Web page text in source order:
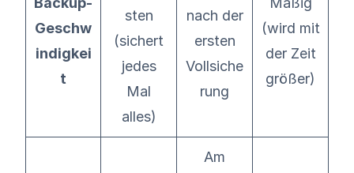
Geschw
indigkei
t
sten
(sichert
jedes
Mal
alles)
nach der
ersten
Vollsiche
rung
(wird mit
der Zeit
größer)
Am